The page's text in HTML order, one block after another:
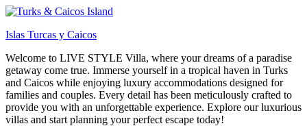
Skip
content
Islas Turcas y Caicos
Welcome to LIVE STYLE Villa, where your dreams of a paradise
getaway come true. Immerse yourself in a tropical haven in Turks
and Caicos while enjoying luxury accommodations designed for
families and couples. Every detail has been meticulously crafted to
provide you with an unforgettable experience. Explore our luxurious
villas and start planning your perfect escape today!